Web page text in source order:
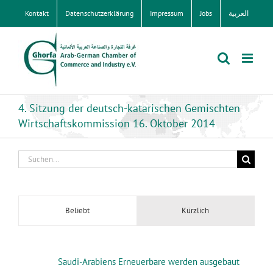
Kontakt Datenschutzerklärung Impressum Jobs العربية
4. Sitzung der deutsch-katarischen Gemischten
Wirtschaftskommission 16. Oktober 2014
Suche
nach:
Beliebt Kürzlich
Saudi-Arabiens Erneuerbare werden ausgebaut